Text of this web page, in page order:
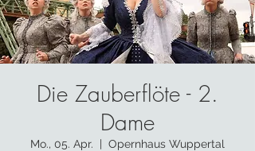
Die Zauberflöte - 2.
Dame
Mo., 05. Apr. Opernhaus Wuppertal